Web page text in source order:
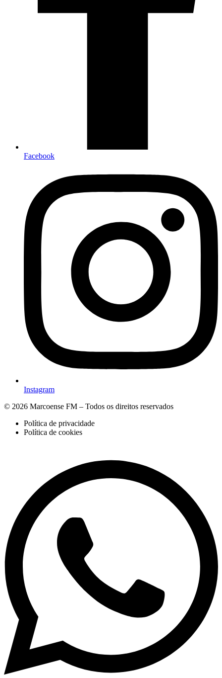
Facebook
Instagram
© 2026 Marcoense FM – Todos os direitos reservados
Política de privacidade
Política de cookies